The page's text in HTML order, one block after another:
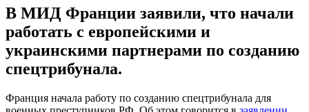
В МИД Франции заявили, что начали
работать с европейскими и
украинскими партнерами по созданию
спецтрибунала.
Франция начала работу по созданию спецтрибунала для